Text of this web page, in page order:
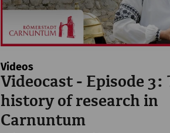
Videos
Videocast - Episode 3:
history of research in
Carnuntum